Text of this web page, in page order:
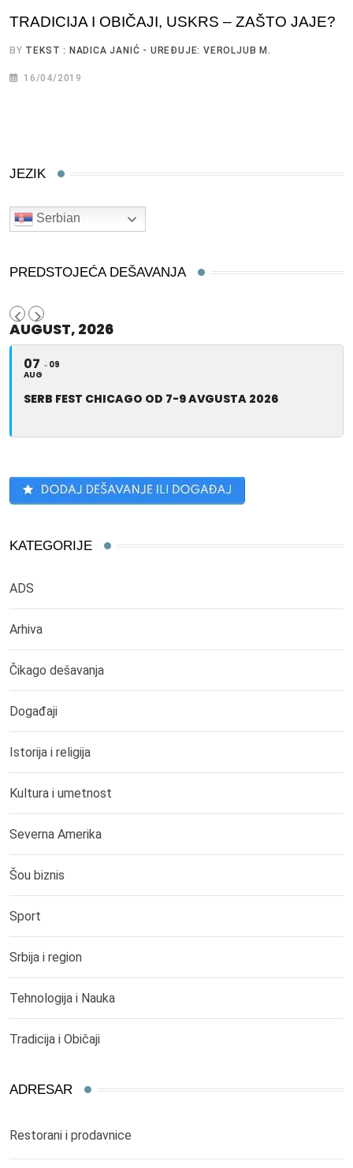
TRADICIJA I OBIČAJI, USKRS – ZAŠTO JAJE?
BY TEKST : NADICA JANIĆ - UREĐUJE: VEROLJUB M.
16/04/2019
JEZIK
Serbian
PREDSTOJEĆA DEŠAVANJA
AUGUST, 2026
07
AUG
09
SERB FEST CHICAGO OD 7-9 AVGUSTA 2026
KATEGORIJE
ADS
Arhiva
Čikago dešavanja
Događaji
Istorija i religija
Kultura i umetnost
Severna Amerika
Šou biznis
Sport
Srbija i region
Tehnologija i Nauka
Tradicija i Običaji
ADRESAR
Restorani i prodavnice